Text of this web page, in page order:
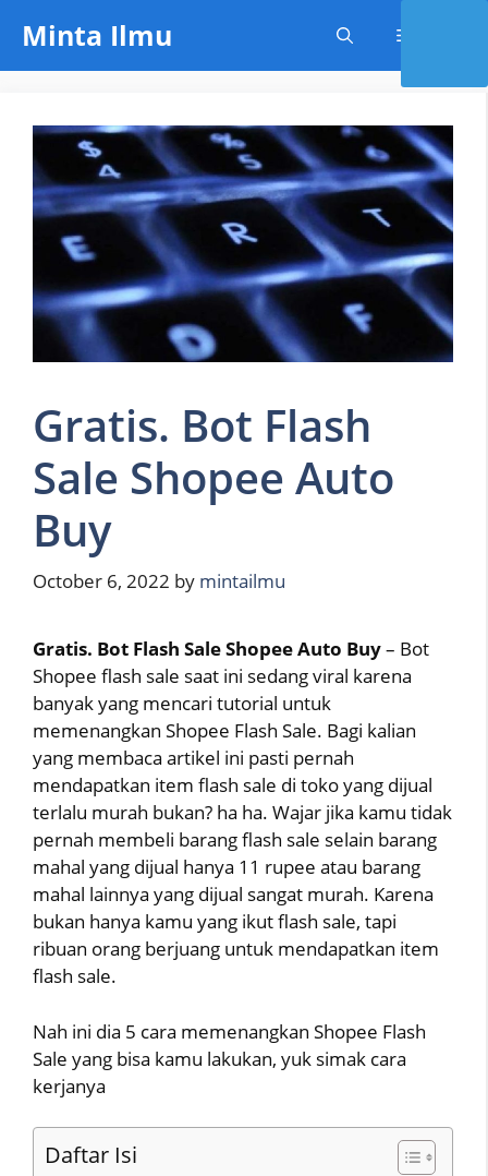
content
Minta Ilmu
Gratis. Bot Flash
Sale Shopee Auto
Buy
October 6, 2022 by mintailmu
Gratis. Bot Flash Sale Shopee Auto Buy– Bot
Shopee flash sale saat ini sedang viral karena
banyak yang mencari tutorial untuk
memenangkan Shopee Flash Sale. Bagi kalian
yang membaca artikel ini pasti pernah
mendapatkan item flash sale di toko yang dijual
terlalu murah bukan? ha ha. Wajar jika kamu tidak
pernah membeli barang flash sale selain barang
mahal yang dijual hanya 11 rupee atau barang
mahal lainnya yang dijual sangat murah. Karena
bukan hanya kamu yang ikut flash sale, tapi
ribuan orang berjuang untuk mendapatkan item
flash sale.
Nah ini dia 5 cara memenangkan Shopee Flash
Sale yang bisa kamu lakukan, yuk simak cara
kerjanya
Daftar Isi